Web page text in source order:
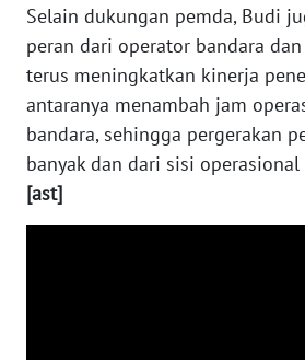
Selain dukungan pemda, Budi
peran dari operator bandara
terus meningkatkan kinerja
antaranya menambah jam
bandara, sehingga pergerakan
banyak dan dari sisi
[ast]
WN
SUMBAR
WN
SUMSEL